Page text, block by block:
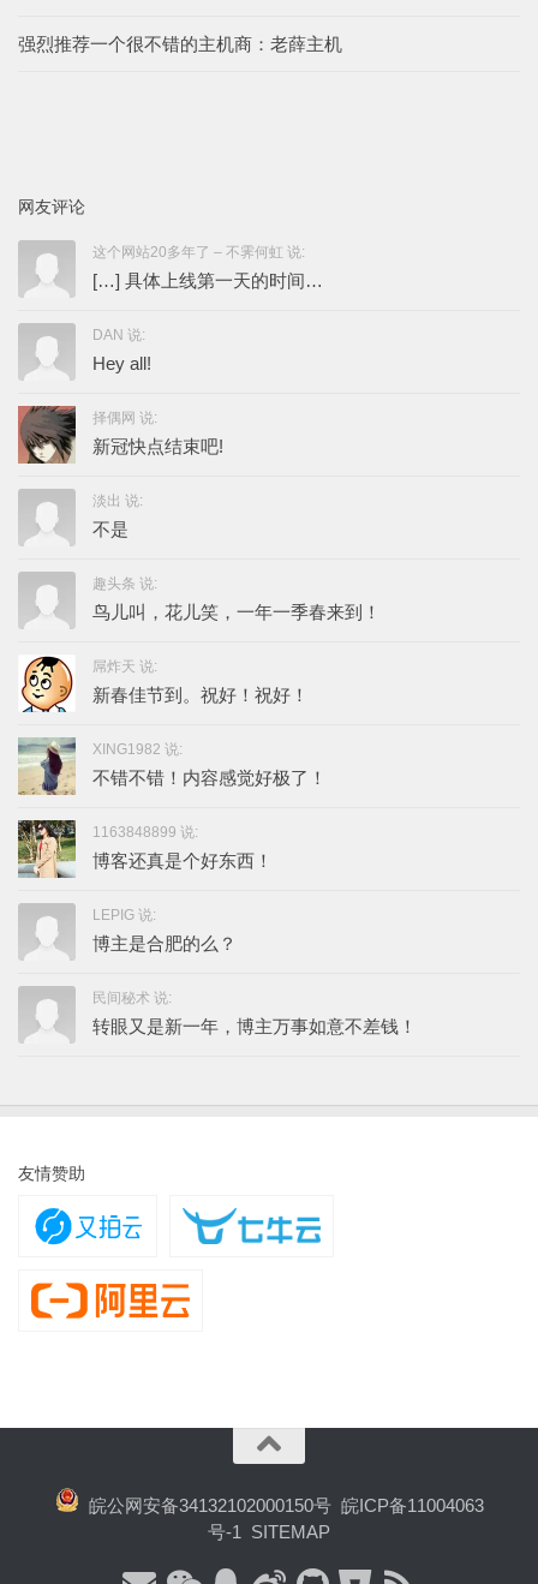
强烈推荐一个很不错的主机商：老薛主机
网友评论
这个网站20多年了 – 不霁何虹 说:
[…] 具体上线第一天的时间…
DAN 说:
Hey all!
择偶网 说:
新冠快点结束吧!
淡出 说:
不是
趣头条 说:
鸟儿叫，花儿笑，一年一季春来到！
屌炸天 说:
新春佳节到。祝好！祝好！
XING1982 说:
不错不错！内容感觉好极了！
1163848899 说:
博客还真是个好东西！
LEPIG 说:
博主是合肥的么？
民间秘术 说:
转眼又是新一年，博主万事如意不差钱！
友情赞助
皖公网安备34132102000150号 皖ICP备11004063
号-1
SITEMAP